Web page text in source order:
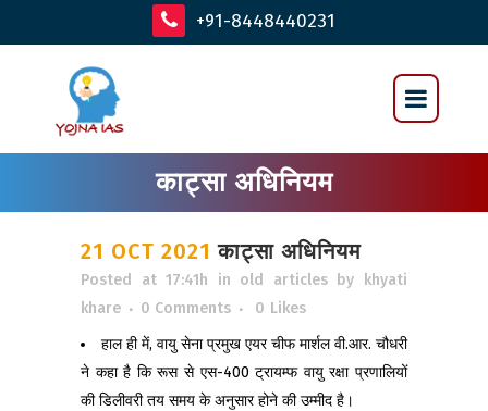
+91-8448440231
काट्सा अधिनियम
21 OCT 2021 काट्सा अधिनियम
Posted at 17:41h in old articles by
khyati
khare
0 Comments 0 Likes
हाल ही में, वायु सेना प्रमुख एयर चीफ मार्शल वी.आर. चौधरी
ने कहा है कि रूस से एस-400 ट्रायम्फ वायु रक्षा प्रणालियों
की डिलीवरी तय समय के अनुसार होने की उम्मीद है।